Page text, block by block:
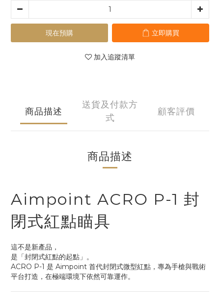
現在預購 立即購買
加入追蹤清單
商品描述
送貨及付款方
式
顧客評價
商品描述
Aimpoint ACRO P-1 封
閉式紅點瞄具
這不是新產品，
是「封閉式紅點的起點」。
ACRO P-1 是 Aimpoint 首代封閉式微型紅點，專為手槍與戰術
平台打造，在極端環境下依然可靠運作。